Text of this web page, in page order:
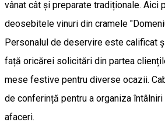
vânat cât și preparate tradiționale. Aici
deosebitele vinuri din cramele
Personalul de deservire este calificat
față oricărei solicitări din partea
mese festive pentru diverse ocazii.
de conferință pentru a organiza
afaceri.